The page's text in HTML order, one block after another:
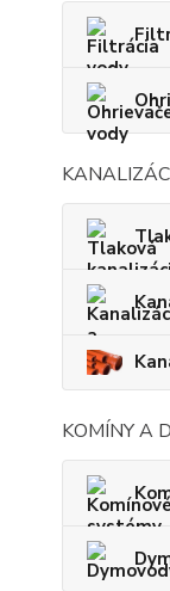
KOMÍNY A